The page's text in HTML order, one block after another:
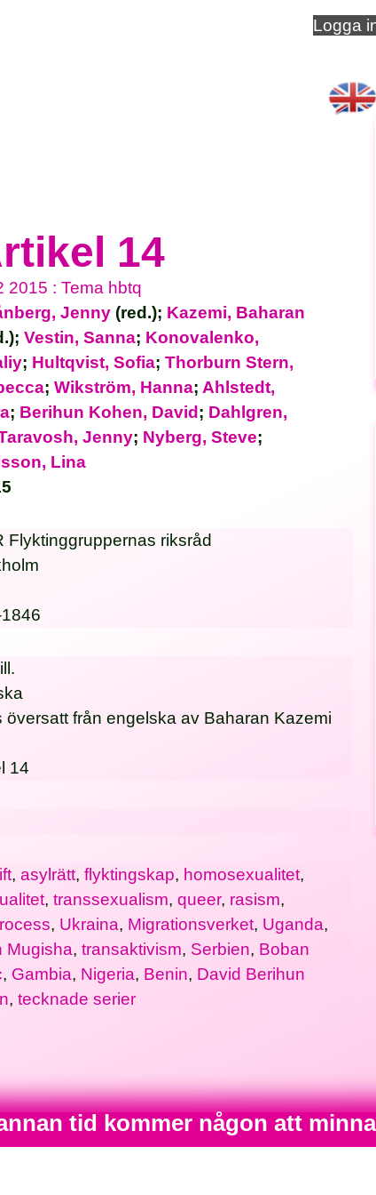
Logga
14
2015 : Tema hbtq
Jenny (red.); Kazemi, Baharan
Vestin, Sanna; Konovalenko,
; Hultqvist, Sofia;Thorburn Stern,
;Wikström, Hanna; Ahlstedt,
; Berihun Kohen, David ; Dahlgren,
Jenny; Nyberg, Steve;
Lina
Flyktinggruppernas riksråd
översatt från engelska av Baharan Kazemi
14
,asylrätt,flyktingskap, homosexualitet,
,transsexualism,queer, rasism,
, Ukraina, Migrationsverket, Uganda,
Mugisha,transaktivism, Serbien, Boban
, Gambia, Nigeria, Benin, David Berihun
,tecknade serier
tid kommer någon att